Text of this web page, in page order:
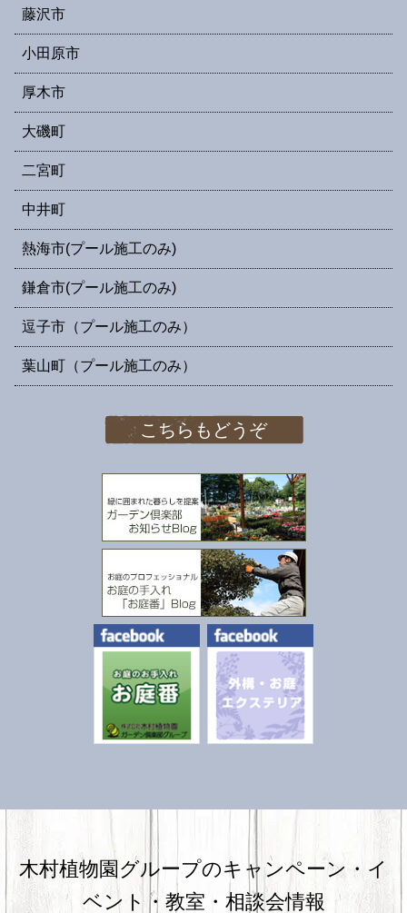
藤沢市
小田原市
厚木市
大磯町
二宮町
中井町
熱海市(プール施工のみ)
鎌倉市(プール施工のみ)
逗子市（プール施工のみ）
葉山町（プール施工のみ）
こちらもどうぞ
木村植物園グループのキャンペーン・ イ
ベント・教室・相談会情報